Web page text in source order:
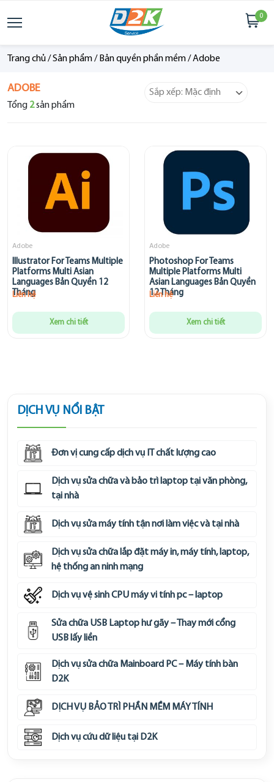
0
Trang chủ/Sản phẩm/ Bản quyền phần mềm/Adobe
ADOBE
Tổng 2sản phẩm
Adobe
Illustrator For Teams Multiple
Platforms Multi Asian
Languages Bản Quyền 12
Tháng
Liên hệ
Xem chi tiết
Adobe
Photoshop For Teams
Multiple Platforms Multi
Asian Languages Bản Quyền
12 Tháng
Liên hệ
Xem chi tiết
DỊCH VỤ NỔI BẬT
Đơn vị cung cấp dịch vụ IT chất lượng cao
Dịch vụ sửa chữa và bảo trì laptop tại văn phòng,
tại nhà
Dịch vụ sửa máy tính tận nơi làm việc và tại nhà
Dịch vụ sửa chữa lắp đặt máy in, máy tính, laptop,
hệ thống an ninh mạng
Dịch vụ vệ sinh CPU máy vi tính pc – laptop
Sửa chữa USB Laptop hư gãy – Thay mới cổng
USB lấy liền
Dịch vụ sửa chữa Mainboard PC – Máy tính bàn
D2K
DỊCH VỤ BẢO TRÌ PHẦN MỀM MÁY TÍNH
Dịch vụ cứu dữ liệu tại D2K